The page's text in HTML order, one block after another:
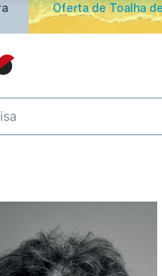
Praia em compras ≥ 30€
assinalados